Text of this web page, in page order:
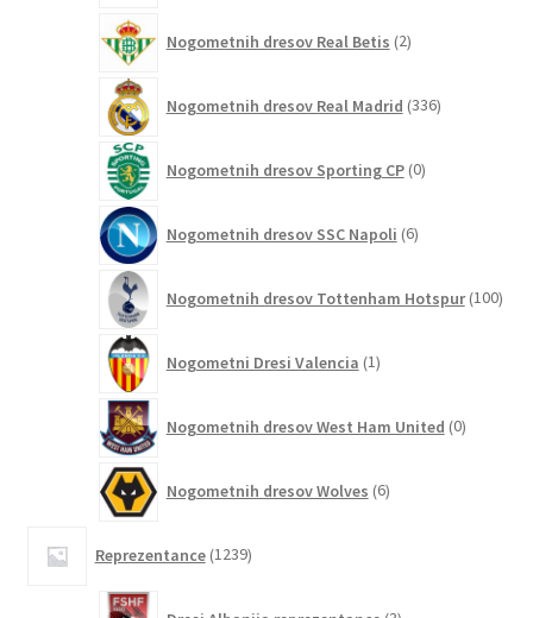
Nogometnih dresov Real Betis 2izdelka
Nogometnih dresov Real Madrid 336izdelkov
Nogometnih dresov Sporting CP 0izdelkov
Nogometnih dresov SSC Napoli 6izdelkov
Nogometnih dresov Tottenham Hotspur 100
Nogometni Dresi Valencia 1izdelek
Nogometnih dresov West Ham United 0izdelkov
Nogometnih dresov Wolves 6izdelkov
Reprezentance 1239izdelkov